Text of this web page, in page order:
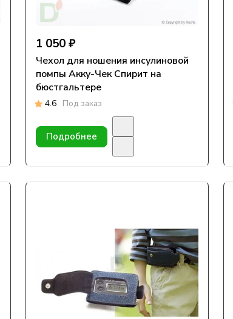
1 050 ₽
Чехол для ношения инсулиновой
помпы Акку-Чек Спирит на
бюстгальтере
4.6 Под заказ
Подробнее